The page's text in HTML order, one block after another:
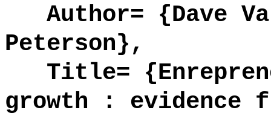
Author= {Dave
Peterson},
Title=
growth : evidence